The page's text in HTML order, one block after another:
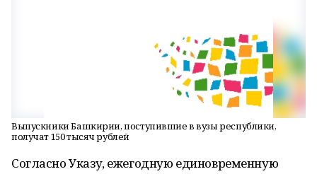
Выпускники Башкирии, поступившие в вузы республики,
получат 150 тысяч рублей
Согласно Указу, ежегодную единовременную